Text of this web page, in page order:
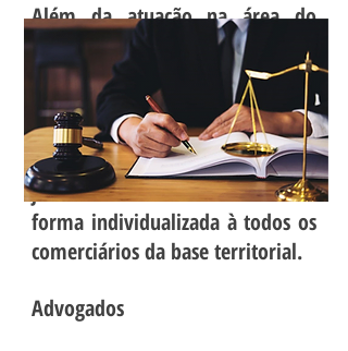
Além da atuação na área do
Direito Coletivo, na negociação
de Acordos e Convenções
Coletivas, o Sincomerciários de
São José dos Campos, também
oferece, orientação/assessoria
jurídica na área trabalhista de
forma individualizada à todos os
comerciários da base territorial.
Advogados